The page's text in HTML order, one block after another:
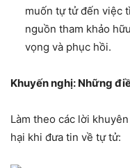
muốn tự tử đến việc
nguồn tham khảo
vọng và phục hồi.
Khuyến nghị: Những
Làm theo các lời
hại khi đưa tin về tự tử: